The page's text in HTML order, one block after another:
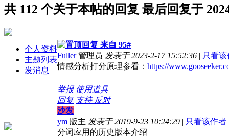
共 112 个关于本帖的回复 最后回复于
个人资料
主题列表
发消息
来自 95#
Fuller 管理员 发表于 2023-2-17 15:52:36 | 只看该
情感分析打分原理参看： https://
举报 使用道具
回复 支持 反对
沙发
ym 版主 发表于 2019-9-23 10:24:29 | 只看该作者
分词应用的历史版本介绍